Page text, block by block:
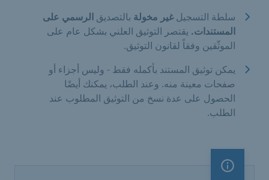
سلطة التسجيلغير مخولة بالتصديق الرسمي على
المستندات. يقتصر التوثيق العلني بشكل عام على
الموثّقين وفقاً لقانون التوثيق.
يمكن توثيق المستند بأكمله فقط - وليس أجزاء أو
صفحات معينة منه. وعند الطلب، يمكنك أيضًا
الحصول على عدة نسخ من التوثيق المطلوب عند
الطلب.
ملاحظة مهمة